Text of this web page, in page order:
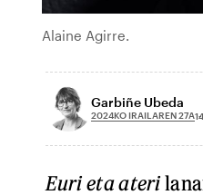
Alaine Agirre.
Garbiñe Ubeda
2024KO IRAILAREN 27A
Euri eta ateri